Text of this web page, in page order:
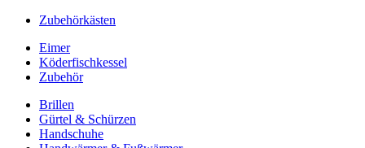
Zubehörkästen
Eimer
Köderfischkessel
Zubehör
Brillen
Gürtel & Schürzen
Handschuhe